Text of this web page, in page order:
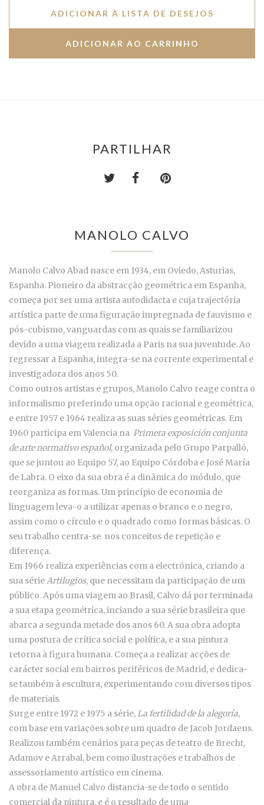
ADICIONAR À LISTA DE DESEJOS
PARTILHAR
MANOLO CALVO
Manolo Calvo Abad nasce em 1934, em Oviedo, Asturias,
Espanha. Pioneiro da abstracção geométrica em Espanha,
começa por ser uma artista autodidacta e cuja trajectória
artística parte de uma figuração impregnada de fauvismo e
pós-cubismo, vanguardas com as quais se familiarizou
devido a uma viagem realizada a Paris na sua juventude. Ao
regressar a Espanha, integra-se na corrente experimental e
investigadora dos anos 50.
Como outros artistas e grupos, Manolo Calvo reage contra o
informalismo preferindo uma opção racional e geométrica,
e entre 1957 e 1964 realiza as suas séries geométricas. Em
1960 participa em Valencia na Primera exposición conjunta
de arte normativo español, organizada pelo Grupo Parpalló,
que se juntou ao Equipo 57, ao Equipo Córdoba e José María
de Labra. O eixo da sua obra é a dinâmica do módulo, que
reorganiza as formas. Um princípio de economia de
linguagem leva-o a utilizar apenas o branco e o negro,
assim como o círculo e o quadrado como formas básicas. O
seu trabalho centra-se nos conceitos de repetição e
diferença.
Em 1966 realiza experiências com a electrónica, criando a
sua sérieArtilugios, que necessitam da participação de um
público. Após uma viagem ao Brasil, Calvo dá por terminada
a sua etapa geométrica, inciando a sua série brasileira que
abarca a segunda metade dos anos 60. A sua obra adopta
uma postura de crítica social e política, e a sua pintura
retorna à figura humana. Começa a realizar acções de
carácter social em bairros periféricos de Madrid, e dedica-
se também à escultura, experimentando com diversos tipos
de materiais.
Surge entre 1972 e 1975 a série,La fertilidad de la alegoría,
com base em variações sobre um quadro de Jacob Jordaens.
Realizou também cenários para peças de teatro de Brecht,
Adamov e Arrabal, bem como ilustrações e trabalhos de
assessoriamento artístico em cinema.
A obra de Manuel Calvo distancia-se de todo o sentido
comercial da pintura, e é o resultado de uma